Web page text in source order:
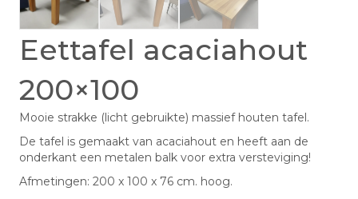
Eettafel acaciahout
200×100
Mooie strakke (licht gebruikte) massief houten tafel.
De tafel is gemaakt van acaciahout en heeft aan de
onderkant een metalen balk voor extra versteviging!
Afmetingen: 200 x 100 x 76 cm. hoog.